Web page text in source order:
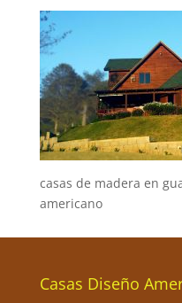
casas de madera en
americano
Casas Diseño